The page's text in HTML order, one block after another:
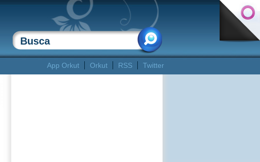
App Orkut Orkut RSS Twitter